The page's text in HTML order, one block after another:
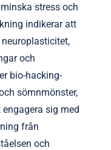
stress och
indikerar att
och
bio-hacking-
sömnmönster,
sig med
från
och